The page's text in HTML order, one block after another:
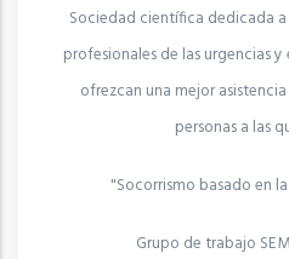
Sociedad científica dedicada
profesionales de las urgencias
ofrezcan una mejor
personas a las
"Socorrismo basado en
Grupo de trabajo